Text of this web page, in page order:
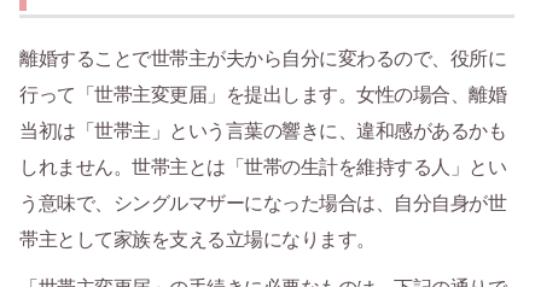
離婚することで世帯主が夫から自分に変わるので、役所に
行って「世帯主変更届」を提出します。女性の場合、離婚
当初は「世帯主」という言葉の響きに、違和感があるかも
しれません。世帯主とは「世帯の生計を維持する人」とい
う意味で、シングルマザーになった場合は、自分自身が世
帯主として家族を支える立場になります。